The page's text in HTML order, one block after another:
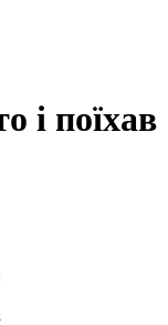
і поїхав